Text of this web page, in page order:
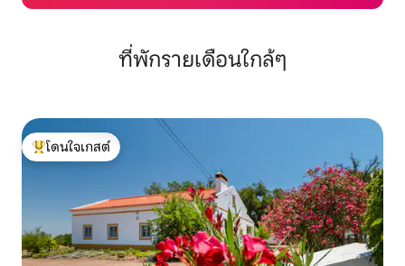
ที่พักรายเดือนใกล้ๆ
โดนใจเกสต์ที่สุด
โดนใจเกสต์